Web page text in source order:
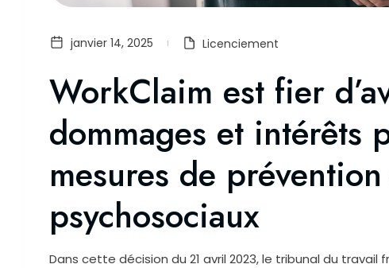
janvier 14, 2025 Licenciement
WorkClaim est fier
dommages et intérêts
mesures de
psychosociaux
Dans cette décision du 21 avril 2023, le tribunal du